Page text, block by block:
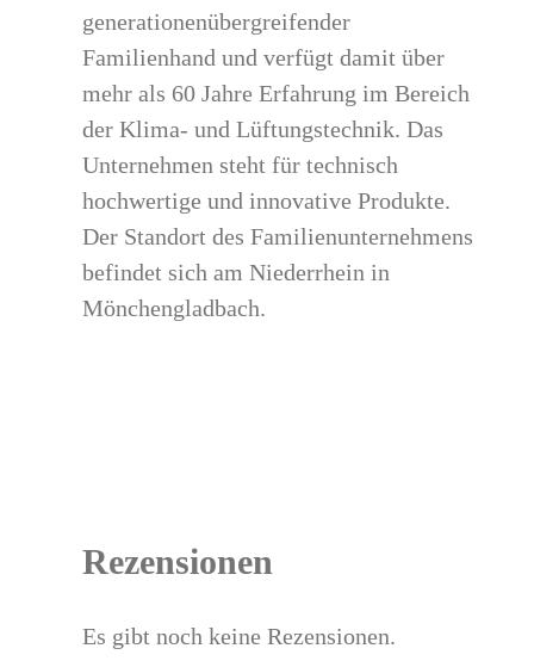
generationenübergreifender
Familienhand und verfügt damit über
mehr als 60 Jahre Erfahrung im Bereich
der Klima- und Lüftungstechnik. Das
Unternehmen steht für technisch
hochwertige und innovative Produkte.
Der Standort des Familienunternehmens
befindet sich am Niederrhein in
Mönchengladbach.
Rezensionen
Es gibt noch keine Rezensionen.